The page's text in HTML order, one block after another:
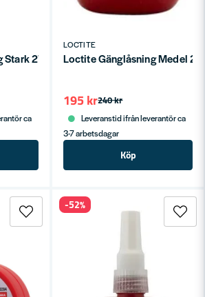
Stark 270 (10ml)
ca
LOCTITE
Loctite Gänglåsning Medel
240 kr
195 kr
Leveranstid ifrån leverantör ca
3-7 arbetsdagar
Köp
-52%